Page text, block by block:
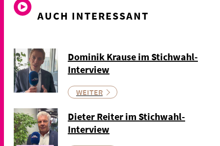
AUCH INTERESSANT
Dominik Krause im Stichwahl-
Interview
WEITER
Dieter Reiter im Stichwahl-
Interview